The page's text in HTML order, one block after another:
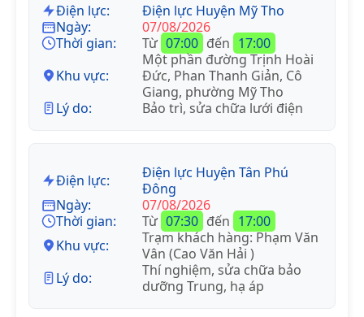
Điện lực:
Điện lực Huyện Mỹ Tho
Ngày:
07/08/2026
Thời gian:
Từ 07:00 đến 17:00
Khu vực:
Một phần đường Trịnh Hoài
Đức, Phan Thanh Giản, Cô
Giang, phường Mỹ Tho
Lý do:
Bảo trì, sửa chữa lưới điện
Điện lực:
Điện lực Huyện Tân Phú
Đông
Ngày:
07/08/2026
Thời gian:
Từ 07:30 đến 17:00
Khu vực:
Trạm khách hàng: Phạm Văn
Vân (Cao Văn Hải )
Lý do:
Thí nghiệm, sửa chữa bảo
dưỡng Trung, hạ áp